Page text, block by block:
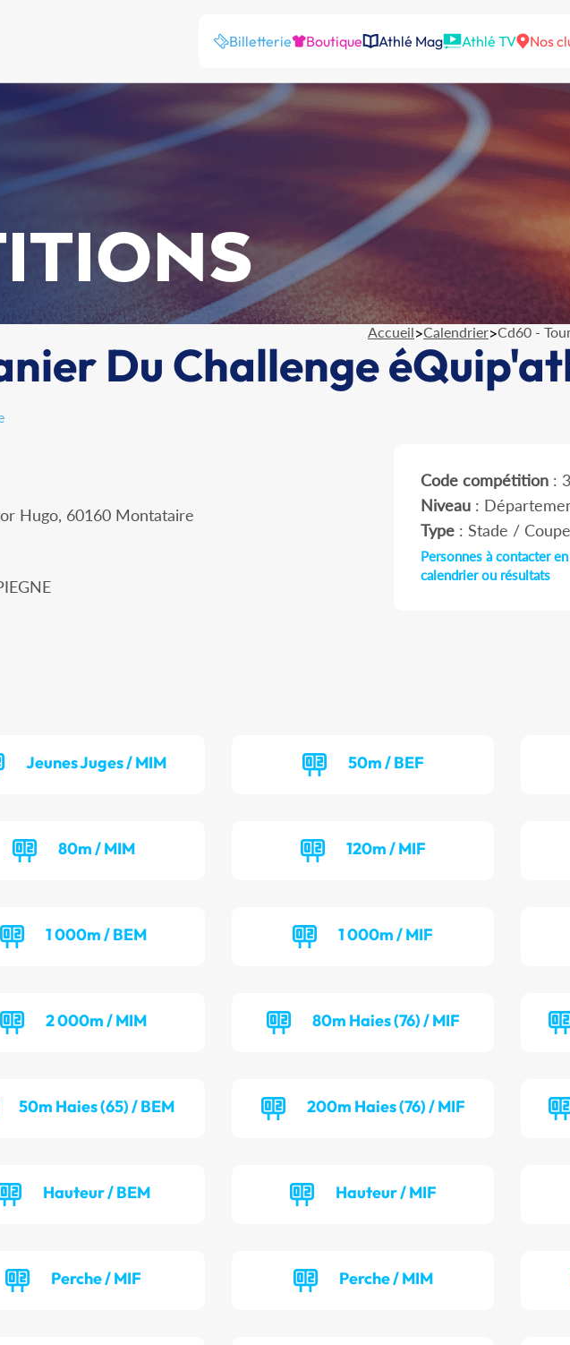
Billetterie Boutique Athlé Mag Athlé TV Nos
Accueil>Calendrier>Cd60 -
Du Challenge
Hugo, 60160 Montataire
Code compétition:
Niveau:
Type: Stade /
Personnes à contacter
calendrier ou résultats
Jeunes Juges / MIM 50m / BEF
80m / MIM 120m / MIF
1 000m / BEM 1 000m / MIF
2 000m / MIM 80m Haies (76) / MIF
50m Haies (65) / BEM 200m Haies (76) / MIF
Hauteur / BEM Hauteur / MIF
Perche / MIF Perche / MIM